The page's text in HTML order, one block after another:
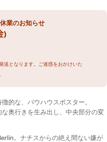
業のお知らせ
)
送となります。ご迷惑をおかけいた
的な、バウハウスポスター。
奥行きを生み出し、中央部分の変
。ナチスからの絶え間ない嫌が